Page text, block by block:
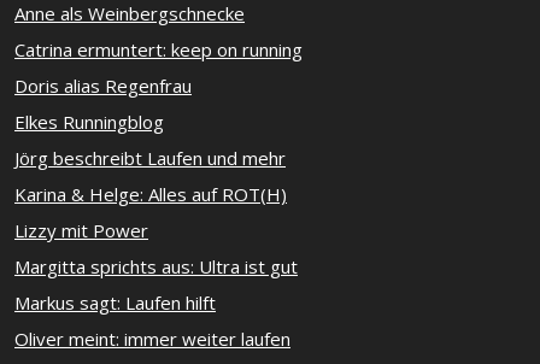
Anne als Weinbergschnecke
Catrina ermuntert: keep on running
Doris alias Regenfrau
Elkes Runningblog
Jörg beschreibt Laufen und mehr
Karina & Helge: Alles auf ROT(H)
Lizzy mit Power
Margitta sprichts aus: Ultra ist gut
Markus sagt: Laufen hilft
Oliver meint: immer weiter laufen